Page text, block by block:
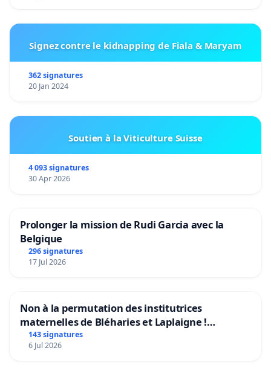
Signez contre le kidnapping de Fiala & Maryam
362 signatures
20 Jan 2024
Soutien à la Viticulture Suisse
4 093 signatures
30 Apr 2026
Prolonger la mission de Rudi Garcia avec la
Belgique
296 signatures
17 Jul 2026
Non à la permutation des institutrices
maternelles de Bléharies et Laplaigne !
Préservons la stabilité de nos enfants.
143 signatures
6 Jul 2026